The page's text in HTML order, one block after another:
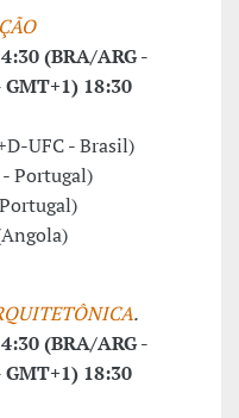
(BRA/ARG -
GMT+1) 18:30
UFC - Brasil)
Portugal)
.
(BRA/ARG -
GMT+1) 18:30